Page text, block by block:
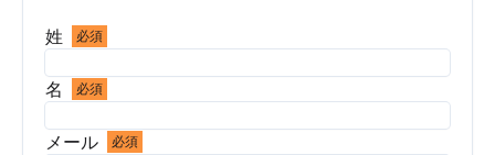
姓 必須
名 必須
メール 必須